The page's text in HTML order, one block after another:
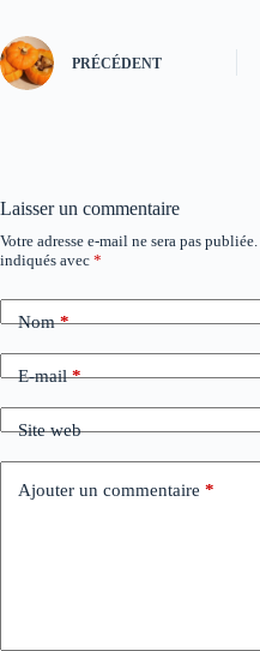
PRÉCÉDENT
Laisser un commentaire
Votre adresse e-mail ne sera pas publiée.
indiqués avec *
Nom*
E-mail*
Site web
Ajouter un commentaire *
A
l
r
n
v
e